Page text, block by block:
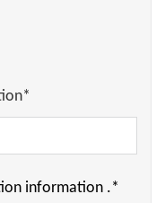
information .*